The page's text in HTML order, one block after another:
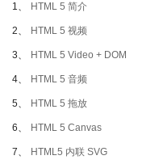
1、 HTML 5 简介
2、 HTML 5 视频
3、 HTML 5 Video + DOM
4、 HTML 5 音频
5、 HTML 5 拖放
6、 HTML 5 Canvas
7、 HTML5 内联 SVG